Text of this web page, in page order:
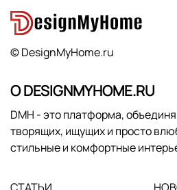
© DesignMyHome.ru
О DESIGNMYHOME.RU
DMH - это платформа,
творящих, ищущих и просто
стильные и комфортные